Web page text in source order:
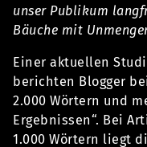
unser Publikum
Bäuche mit
Einer aktuellen
berichten Blogger
2.000 Wörtern und
Ergebnissen“. Bei
1.000 Wörtern liegt